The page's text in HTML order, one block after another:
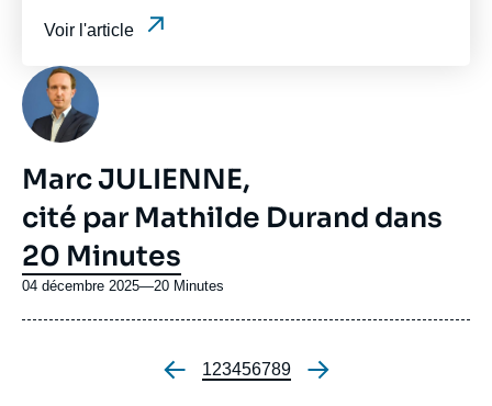
Voir l'article
Photo
Marc JULIENNE,
cité par Mathilde Durand dans
20 Minutes
04 décembre 2025—Nom
ou
20 Minutes
Pagination
Page
1Page
2Page
3Page
4Page
5Page
6Page
7Page
8Page
9